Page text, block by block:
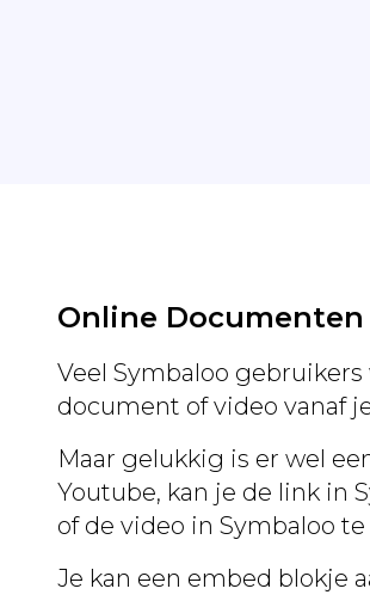
Online
Veel Symbaloo
document of video vanaf
Maar gelukkig is er wel
Youtube, kan je de link in
of de video in Symbaloo
Je kan een embed blokje